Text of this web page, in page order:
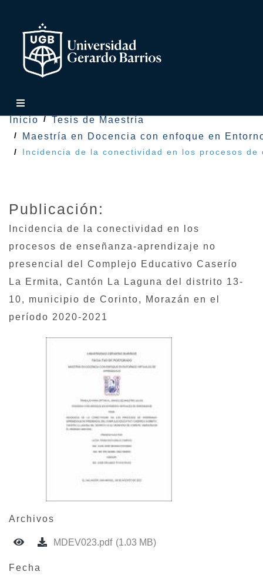
Inicio
Tesis de Maestría
Maestría en Docencia con enfoque en
Incidencia de la conectividad en los procesos
Publicación:
Incidencia de la conectividad en los
procesos de enseñanza-aprendizaje no
presencial del Complejo Educativo Caserío
La Ermita, Cantón La Laguna del distrito 13-
10, municipio de Corinto, Morazán en el
período 2020-2021
Archivos
MDEV023.pdf (1.03 MB)
Fecha